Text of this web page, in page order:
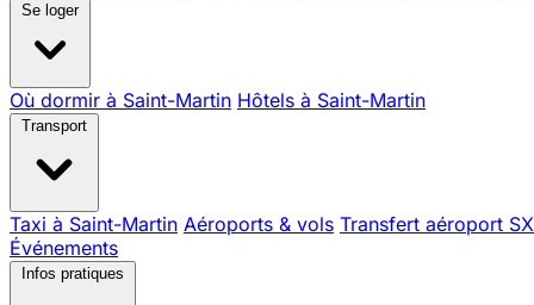
Se loger
Où dormir à Saint-Martin Hôtels à Saint-Martin
Transport
Taxi à Saint-Martin Aéroports & vols Transfert aéroport
Événements
Infos pratiques